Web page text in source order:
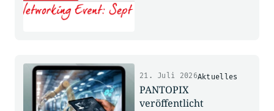
Aktuelles
21. Juli 2026
PANTOPIX
veröffentlicht